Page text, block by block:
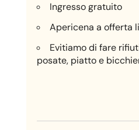
Ingresso gratuito
Apericena a offerta
Evitiamo di fare
posate, piatto e